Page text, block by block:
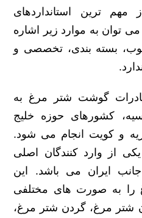
مهم ترین استانداردهای
توان به موارد زیر اشاره
بسته بندی، تخصصی و
گوشت شتر مرغ به
کشورهای حوزه خلیج
و کویت انجام می ‌شود.
از وارد کنندگان اصلی
ایران می باشد. این
به صورت های مختلفی
شتر مرغ، گردن شتر مرغ،